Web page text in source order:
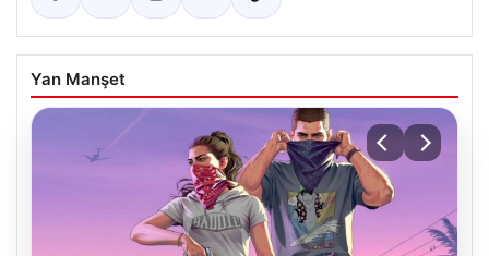
Yan Manşet